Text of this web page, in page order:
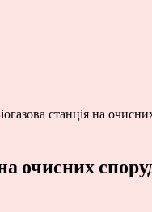
станція на
очисних